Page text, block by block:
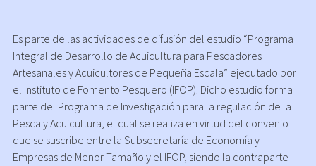
Es parte de las actividades de difusión del estudio “Programa
Integral de Desarrollo de Acuicultura para Pescadores
Artesanales y Acuicultores de Pequeña Escala” ejecutado por
el Instituto de Fomento Pesquero (IFOP). Dicho estudio forma
parte del Programa de Investigación para la regulación de la
Pesca y Acuicultura, el cual se realiza en virtud del convenio
que se suscribe entre la Subsecretaría de Economía y
Empresas de Menor Tamaño y el IFOP, siendo la contraparte